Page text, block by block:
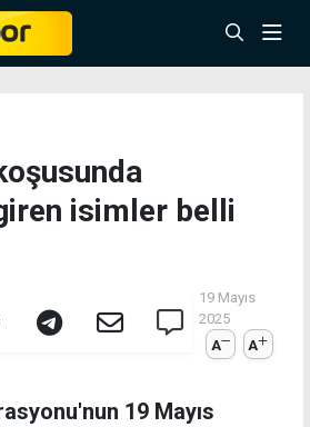
isimler belli
19 Mayıs
2025
A
A
19 Mayıs